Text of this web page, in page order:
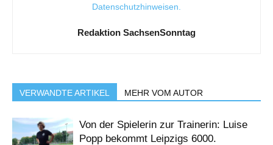
Datenschutzhinweisen
Redaktion SachsenSonntag
VERWANDTE ARTIKEL MEHR VOM AUTOR
Von der Spielerin zur Trainerin: Luise
Popp bekommt Leipzigs 6000.